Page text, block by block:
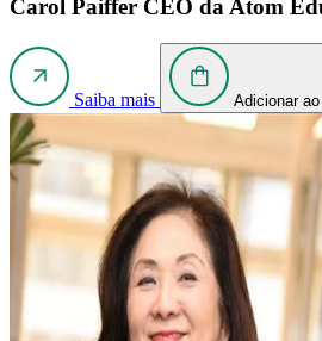
Carol Paiffer CEO da Atom
Saiba mais Adicionar